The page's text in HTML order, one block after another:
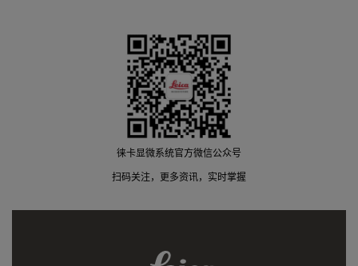
徕卡显微系统官方微信公众号
扫码关注，更多资讯，实时掌握
Leica